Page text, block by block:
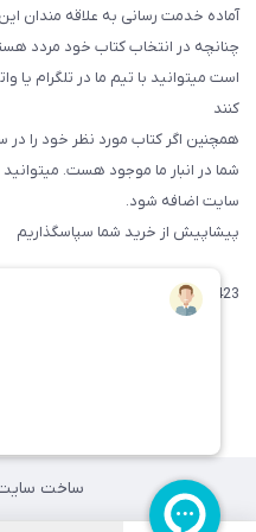
آماده خدمت رسانی به علاقه مندان
چنانچه در انتخاب کتاب خود مردد
است میتوانید با تیم ما در تلگرام یا
کنند
همچنین اگر کتاب مورد نظر خود را در
شما در انبار ما موجود هست.
سایت اضافه شود.
پیشاپیش از خرید شما سپاسگذاریم
09371742423 (لطفا فقط پیامک داده و یا از طریق واتساپ با ما در ارتباط باشید)
ساخت